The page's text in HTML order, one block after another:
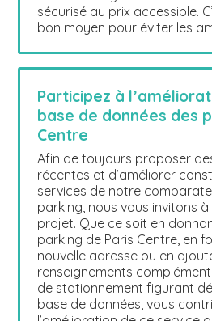
sécurisé au prix accessible.
bon moyen pour éviter les
Participez à
base de données des
Centre
Afin de toujours proposer
récentes et d’améliorer
services de notre
parking, nous vous invitons
projet. Que ce soit en
parking de Paris Centre, en
nouvelle adresse ou en
renseignements
de stationnement figurant
base de données, vous